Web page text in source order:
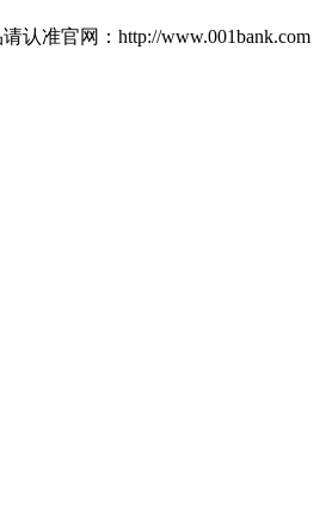
认准官网：http://www.001bank.com